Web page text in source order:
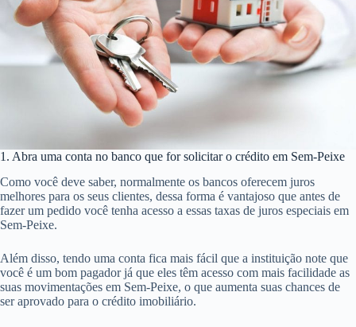
1. Abra uma conta no banco que for solicitar o crédito em Sem-Peixe
Como você deve saber, normalmente os bancos oferecem juros
melhores para os seus clientes, dessa forma é vantajoso que antes de
fazer um pedido você tenha acesso a essas taxas de juros especiais em
Sem-Peixe.
Além disso, tendo uma conta fica mais fácil que a instituição note que
você é um bom pagador já que eles têm acesso com mais facilidade as
suas movimentações em Sem-Peixe, o que aumenta suas chances de
ser aprovado para o crédito imobiliário.